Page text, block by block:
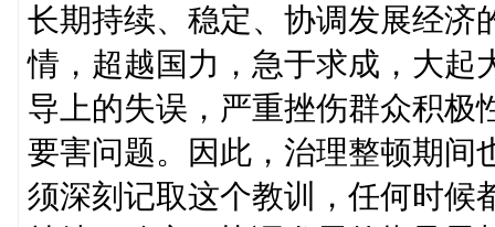
长期持续、稳定、协调发展经济
情，超越国力，急于求成，大起
导上的失误，严重挫伤群众积极
要害问题。因此，治理整顿期间
须深刻记取这个教训，任何时候